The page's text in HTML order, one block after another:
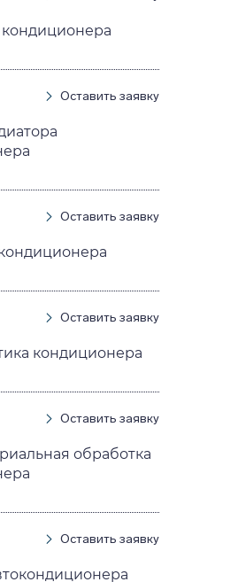
Оставить заявку
Оставить заявку
Оставить заявку
кондиционера
Оставить заявку
обработка
Оставить заявку